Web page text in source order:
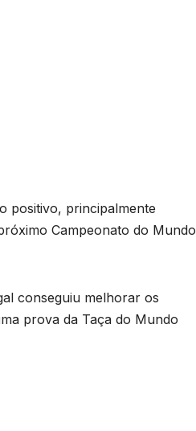
positivo, principalmente
Campeonato do Mundo
conseguiu melhorar os
prova da Taça do Mundo